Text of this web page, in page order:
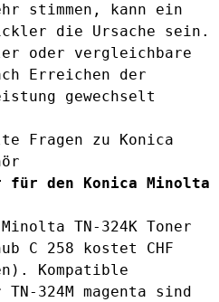
stimmen, kann ein
die Ursache sein.
oder vergleichbare
Erreichen der
gewechselt
Fragen zu Konica
für den Konica Minolta
TN-324K Toner
C 258 kostet CHF
Kompatible
TN-324M magenta sind